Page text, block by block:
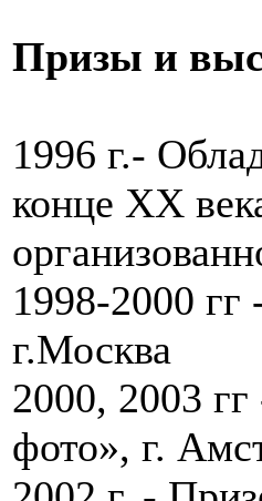
Призы и
1996 г.-
конце XX
1998-2000
г.Москва
2000, 2003
фото», г.